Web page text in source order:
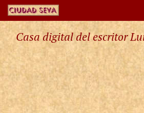
Casa digital del escritor